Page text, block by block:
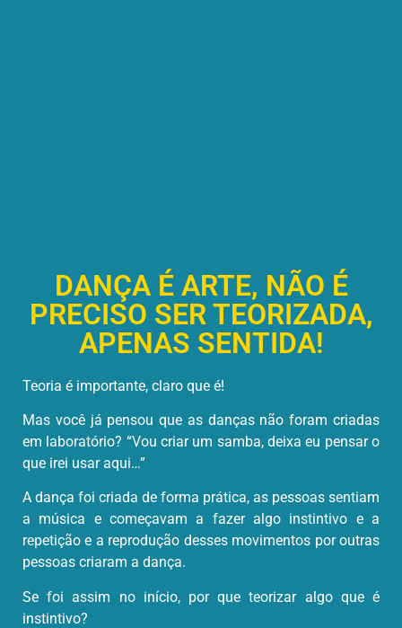
DANÇA É ARTE, NÃO É
PRECISO SER TEORIZADA,
APENAS SENTIDA!
Teoria é importante, claro que é!
Mas você já pensou que as danças não foram criadas
em laboratório? “Vou criar um samba, deixa eu pensar o
que irei usar aqui…”
A dança foi criada de forma prática, as pessoas sentiam
a música e começavam a fazer algo instintivo e a
repetição e a reprodução desses movimentos por outras
pessoas criaram a dança.
Se foi assim no início, por que teorizar algo que é
instintivo?